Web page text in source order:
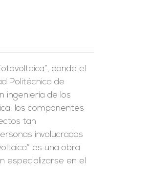
donde el
Politécnica de
ingeniería de los
los componentes
tan
involucradas
es una obra
especializarse en el